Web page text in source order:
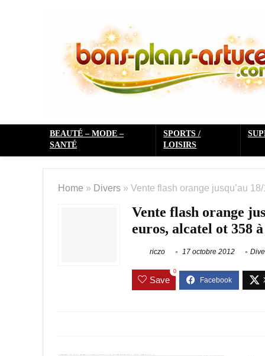
BEAUTÉ – MODE –
SANTÉ
SPORTS /
LOISIRS
Home » Divers » Vente flash orange jusqu’au
Vente flash orange
euros, alcatel ot 358
riczo 17 octobre 2012
Save
0